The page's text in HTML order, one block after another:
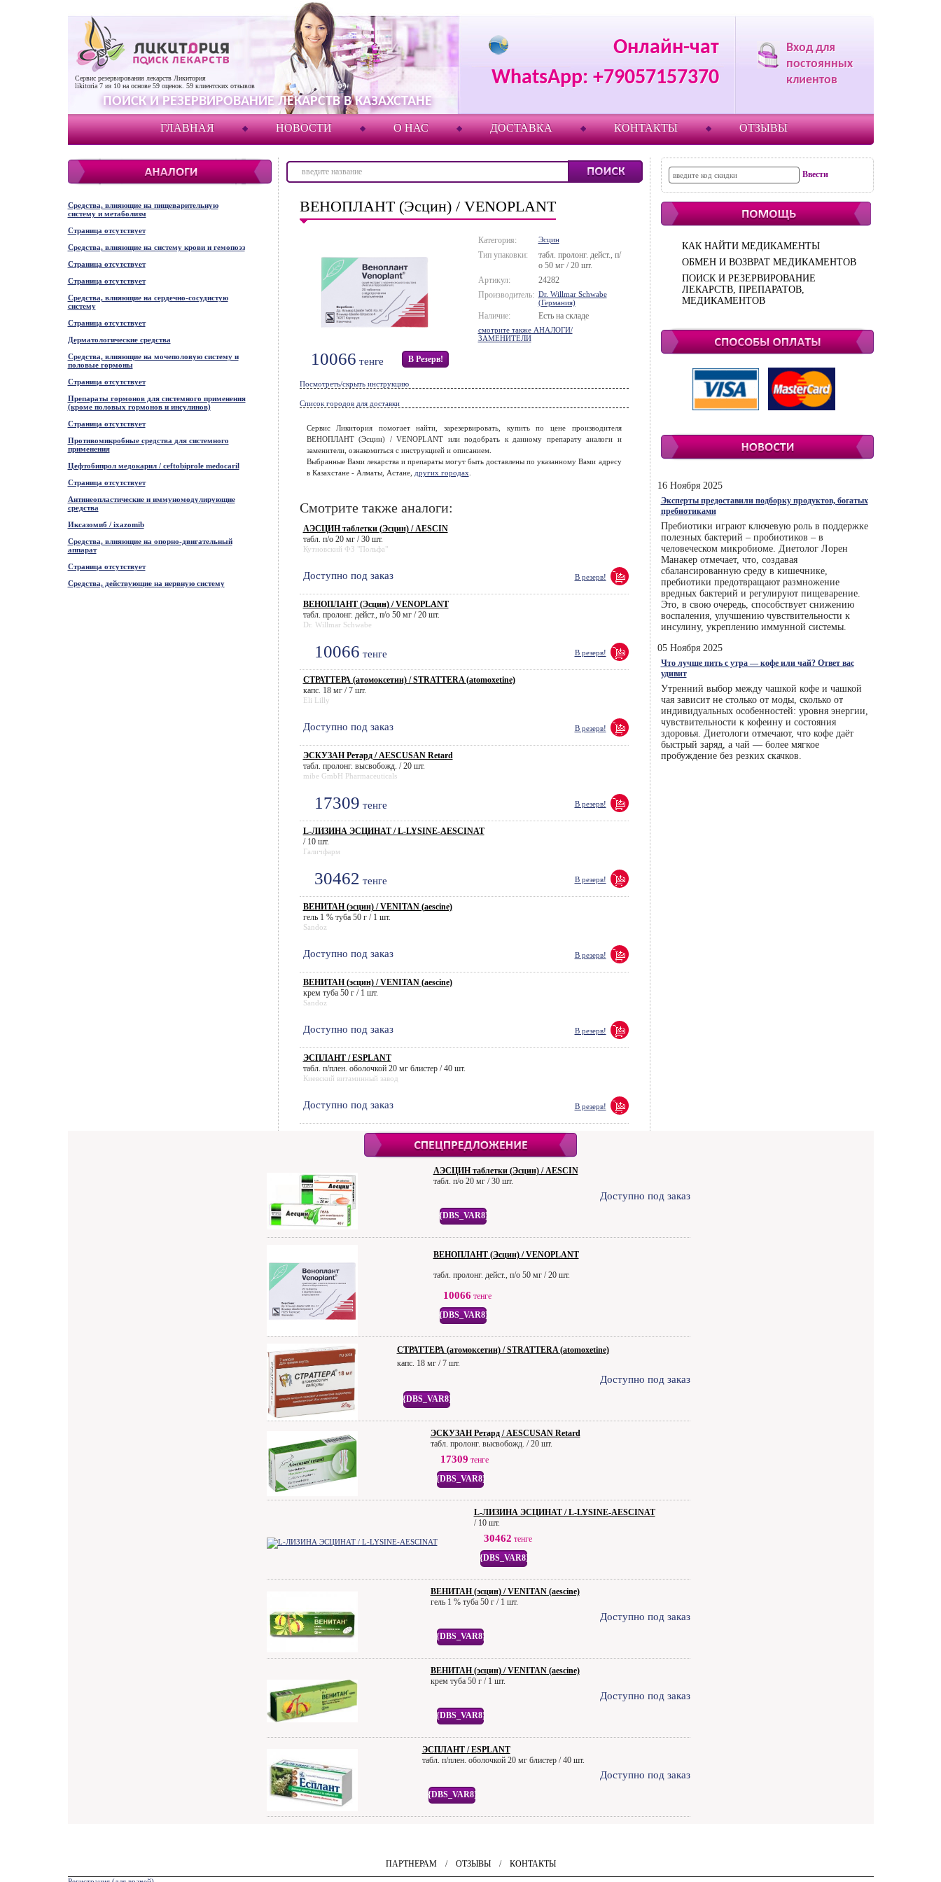
Сервис резервирования лекарств Ликитория
likitoria 7из 10 на основе 59оценок. 59клиентских отзывов
ПОИСК И РЕЗЕРВИРОВАНИЕ ЛЕКАРСТВ В КАЗАХСТАНЕ
Онлайн-чат
WhatsApp: +79057157370
Вход для
постоянных
клиентов
ГЛАВНАЯ НОВОСТИ О НАС ДОСТАВКА КОНТАКТЫ ОТЗЫВЫ
Средства, влияющие на пищеварительную
систему и метаболизм
Страница отсутствует
Средства, влияющие на систему крови и гемопоэз
Страница отсутствует
Страница отсутствует
Средства, влияющие на сердечно-сосудистую
систему
Страница отсутствует
Дерматологические средства
Средства, влияющие на мочеполовую систему и
половые гормоны
Страница отсутствует
Препараты гормонов для системного применения
(кроме половых гормонов и инсулинов)
Страница отсутствует
Противомикробные средства для системного
применения
Цефтобипрол медокарил / ceftobiprole medocaril
Страница отсутствует
Антинеопластические и иммуномодулирующие
средства
Иксазомиб / ixazomib
Средства, влияющие на опорно-двигательный
аппарат
Страница отсутствует
Средства, действующие на нервную систему
ВЕНОПЛАНТ (Эсцин) / VENOPLANT
10066 тенге В Резерв!
Категория: Эсцин
Тип упаковки:
табл. пролонг. дейст., п/
о 50 мг / 20 шт.
Артикул:
24282
Производитель: Dr. Willmar Schwabe
(Германия)
Наличие: Есть на складе
смотрите также АНАЛОГИ/
ЗАМЕНИТЕЛИ
Посмотреть/скрыть инструкцию
Список городов для доставки
Сервис Ликитория помогает найти, зарезервировать, купить по цене производителя
ВЕНОПЛАНТ (Эсцин) / VENOPLANT или подобрать к данному препарату аналоги и
заменители, ознакомиться с инструкцией и описанием.
Выбранные Вами лекарства и препараты могут быть доставлены по указанному Вами адресу
в Казахстане - Алматы, Астане, других городах
Смотрите также аналоги:
АЭСЦИН таблетки (Эсцин) / AESCIN
табл. п/о 20 мг / 30 шт.
Кутновский ФЗ "Польфа"
Доступно под заказ В резерв!
ВЕНОПЛАНТ (Эсцин) / VENOPLANT
табл. пролонг. дейст., п/о 50 мг / 20 шт.
Dr. Willmar Schwabe
10066 тенге В резерв!
СТРАТТЕРА (атомоксетин) / STRATTERA (atomoxetine)
капс. 18 мг / 7 шт.
Eli Lilly
Доступно под заказ В резерв!
ЭСКУЗАН Ретард / AESCUSAN Retard
табл. пролонг. высвобожд. / 20 шт.
mibe GmbH Pharmaceuticals
17309 тенге В резерв!
L-ЛИЗИНА ЭСЦИНАТ / L-LYSINE-AESCINAT
/ 10 шт.
Галичфарм
30462 тенге В резерв!
ВЕНИТАН (эсцин) / VENITAN (aescine)
гель 1 % туба 50 г / 1 шт.
Sandoz
Доступно под заказ В резерв!
ВЕНИТАН (эсцин) / VENITAN (aescine)
крем туба 50 г / 1 шт.
Sandoz
Доступно под заказ В резерв!
ЭСПЛАНТ / ESPLANT
табл. п/плен. оболочкой 20 мг блистер / 40 шт.
Киевский витаминный завод
Доступно под заказ В резерв!
КАК НАЙТИ МЕДИКАМЕНТЫ
ОБМЕН И ВОЗВРАТ МЕДИКАМЕНТОВ
ПОИСК И РЕЗЕРВИРОВАНИЕ
ЛЕКАРСТВ, ПРЕПАРАТОВ,
МЕДИКАМЕНТОВ
16 Ноября 2025
Эксперты предоставили подборку продуктов, богатых
пребиотиками
Пребиотики играют ключевую роль в поддержке
полезных бактерий – пробиотиков – в
человеческом микробиоме. Диетолог Лорен
Манакер отмечает, что, создавая
сбалансированную среду в кишечнике,
пребиотики предотвращают размножение
вредных бактерий и регулируют пищеварение.
Это, в свою очередь, способствует снижению
воспаления, улучшению чувствительности к
инсулину, укреплению иммунной системы.
05 Ноября 2025
Что лучше пить с утра — кофе или чай? Ответ вас
удивит
Утренний выбор между чашкой кофе и чашкой
чая зависит не столько от моды, сколько от
индивидуальных особенностей: уровня энергии,
чувствительности к кофеину и состояния
здоровья. Диетологи отмечают, что кофе даёт
быстрый заряд, а чай — более мягкое
пробуждение без резких скачков.
АЭСЦИН таблетки (Эсцин) / AESCIN
табл. п/о 20 мг / 30 шт.
Доступно под заказ
{DBS_VAR8}
ВЕНОПЛАНТ (Эсцин) / VENOPLANT
табл. пролонг. дейст., п/о 50 мг / 20 шт.
10066 тенге
{DBS_VAR8}
СТРАТТЕРА (атомоксетин) / STRATTERA (atomoxetine)
капс. 18 мг / 7 шт.
Доступно под заказ
{DBS_VAR8}
ЭСКУЗАН Ретард / AESCUSAN Retard
табл. пролонг. высвобожд. / 20 шт.
17309 тенге
{DBS_VAR8}
L-ЛИЗИНА ЭСЦИНАТ / L-LYSINE-AESCINAT
/ 10 шт.
30462 тенге
{DBS_VAR8}
ВЕНИТАН (эсцин) / VENITAN (aescine)
гель 1 % туба 50 г / 1 шт.
Доступно под заказ
{DBS_VAR8}
ВЕНИТАН (эсцин) / VENITAN (aescine)
крем туба 50 г / 1 шт.
Доступно под заказ
{DBS_VAR8}
ЭСПЛАНТ / ESPLANT
табл. п/плен. оболочкой 20 мг блистер / 40 шт.
Доступно под заказ
{DBS_VAR8}
ПАРТНЕРАМ / ОТЗЫВЫ / КОНТАКТЫ